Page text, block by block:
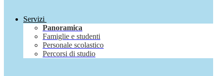
Servizi
Panoramica
Famiglie e studenti
Personale scolastico
Percorsi di studio